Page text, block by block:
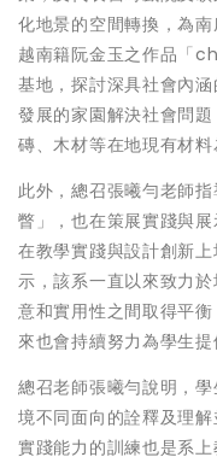
化地景的空間轉換，為
越南籍阮金玉之作品「
基地，探討深具社會內
發展的家園解決社會問
磚、木材等在地現有材料
此外，總召張曦勻老師
瞥」，也在策展實踐與
在教學實踐與設計創新
示，該系一直以來致力
意和實用性之間取得平
來也會持續努力為學生提
總召老師張曦勻說明，
境不同面向的詮釋及理
實踐能力的訓練也是系